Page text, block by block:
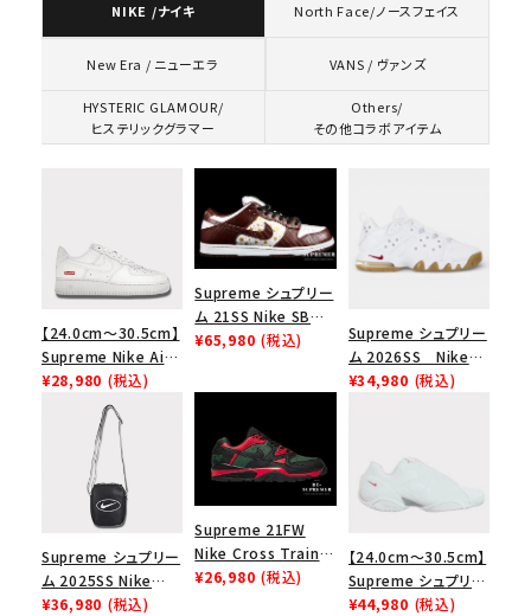
NIKE /ナイキ North Face/ノースフェイス
New Era / ニューエラ VANS / ヴァンズ
HYSTERIC GLAMOUR/
ヒステリックグラマー
Others/
その他コラボアイテム
【24.0cm～30.5cm】
Supreme Nike Air
Force 1 Low シュプ
リーム ナイキエアフォ
ース１スニーカー シ
ューズ ホワイト
¥28,980 (税込)
Supreme シュプリー
ム 21SS Nike SB
Dunk Low ナイキSB
¥65,980 (税込)
Supreme シュプリー
ム 2026SS Nike
SB Air Max 2 CB 94
¥34,980 (税込)
Supreme シュプリー
ム 2025SS Nike
Leather Shoulder
¥36,980 (税込)
Supreme 21FW
Nike Cross Trainer
Low ナイキクロスト
¥26,980 (税込)
【24.0cm～30.5cm】
Supreme シュプリー
ム 2023AW Nike
¥44,980 (税込)